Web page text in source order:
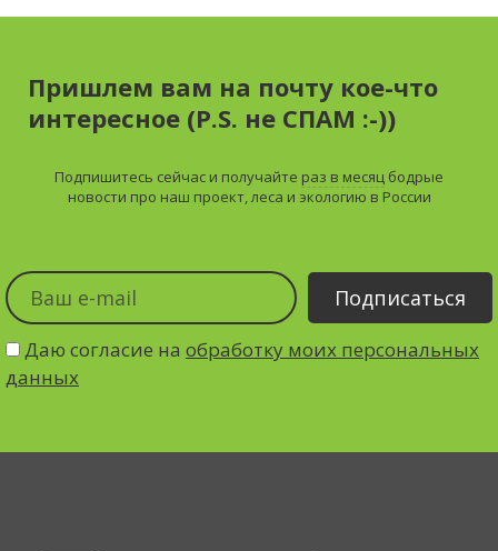
Пришлем вам на почту кое-что
интересное (P.S. не СПАМ :-))
Подпишитесь сейчас и получайте раз в месяц бодрые
новости про наш проект, леса и экологию в России
Даю согласие на обработку моих персональных
данных